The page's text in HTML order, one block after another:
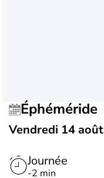
Éphéméride
Vendredi 14 août
Journée
-2 min